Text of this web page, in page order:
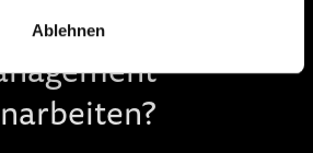
Ablehnen
netgo im Bereich